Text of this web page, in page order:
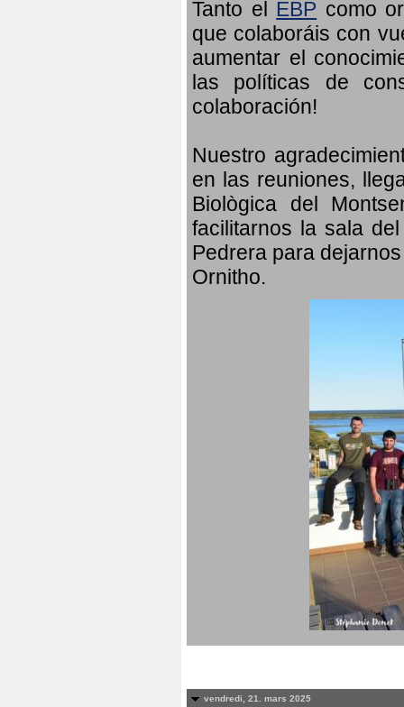
Tanto el EBP como
que colaboráis con
aumentar el
las políticas de
colaboración!
Nuestro
en las reuniones,
Biològica del
facilitarnos la sala
Pedrera para
Ornitho.
vendredi, 21. mars 2025